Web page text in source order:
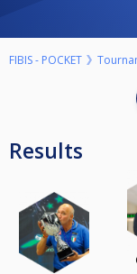
FIBIS - POCKET
Results